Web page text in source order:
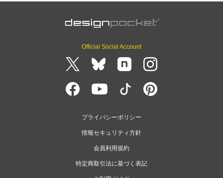
Official Social Account
プライバシーポリシー
情報セキュリティ方針
会員利用規約
特定商取引法に基づく表記